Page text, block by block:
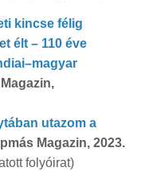
kincse félig
élt – 110 éve
utazom a
Magazin, 2023.
folyóirat)